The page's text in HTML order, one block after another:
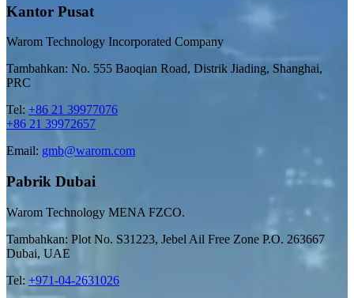
Kantor Pusat
Warom Technology Incorporated Company
Tambahkan: No. 555 Baoqian Road, Distrik Jiading, Shanghai,
PRC
Tel: +86 21 39977076
+86 21 39972657
Email: gmb@warom.com
Pabrik Dubai
Warom Technology MENA FZCO.
Tambahkan: Plot No. S31223, Jebel Ail Free Zone P.O. 263667
Dubai, UAE
Tel: +971-04-2631026